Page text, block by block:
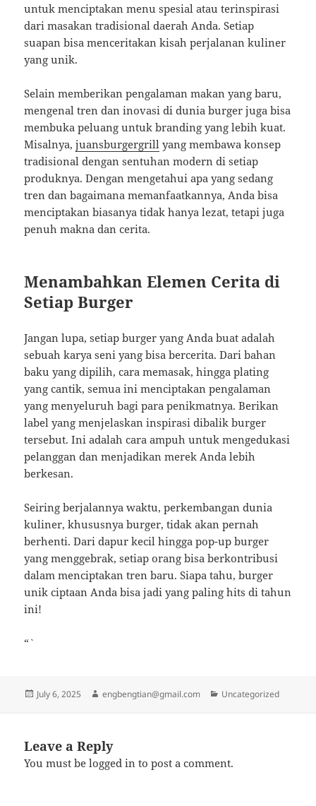
untuk menciptakan menu spesial atau terinspirasi
dari masakan tradisional daerah Anda. Setiap
suapan bisa menceritakan kisah perjalanan kuliner
yang unik.
Selain memberikan pengalaman makan yang baru,
mengenal tren dan inovasi di dunia burger juga bisa
membuka peluang untuk branding yang lebih kuat.
Misalnya,juansburgergrill yang membawa konsep
tradisional dengan sentuhan modern di setiap
produknya. Dengan mengetahui apa yang sedang
tren dan bagaimana memanfaatkannya, Anda bisa
menciptakan biasanya tidak hanya lezat, tetapi juga
penuh makna dan cerita.
Menambahkan Elemen Cerita di
Setiap Burger
Jangan lupa, setiap burger yang Anda buat adalah
sebuah karya seni yang bisa bercerita. Dari bahan
baku yang dipilih, cara memasak, hingga plating
yang cantik, semua ini menciptakan pengalaman
yang menyeluruh bagi para penikmatnya. Berikan
label yang menjelaskan inspirasi dibalik burger
tersebut. Ini adalah cara ampuh untuk mengedukasi
pelanggan dan menjadikan merek Anda lebih
berkesan.
Seiring berjalannya waktu, perkembangan dunia
kuliner, khususnya burger, tidak akan pernah
berhenti. Dari dapur kecil hingga pop-up burger
yang menggebrak, setiap orang bisa berkontribusi
dalam menciptakan tren baru. Siapa tahu, burger
unik ciptaan Anda bisa jadi yang paling hits di tahun
ini!
“`
Posted
July 6, 2025 Author
engbengtian@gmail.com Categories
Uncategorized
Leave a Reply
You must belogged in to post a comment.